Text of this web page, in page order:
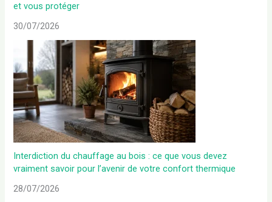
et vous protéger
30/07/2026
Interdiction du chauffage au bois : ce que vous devez
vraiment savoir pour l’avenir de votre confort thermique
28/07/2026